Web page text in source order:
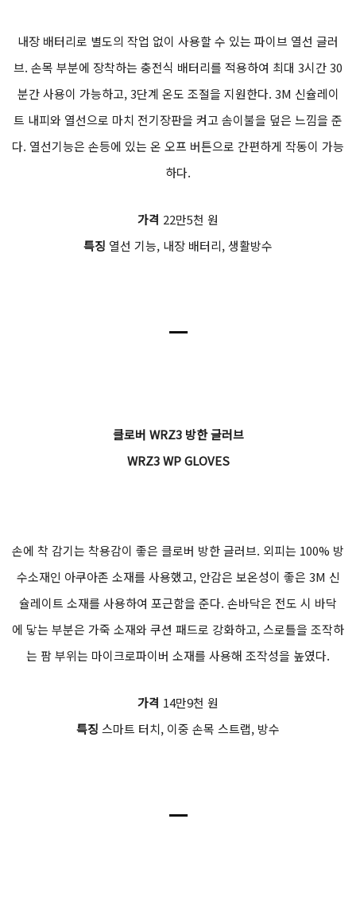
내장 배터리로 별도의 작업 없이 사용할 수 있는 파이브 열선 글러
브. 손목 부분에 장착하는 충전식 배터리를 적용하여 최대 3시간 30
분간 사용이 가능하고, 3단계 온도 조절을 지원한다. 3M 신슐레이
트 내피와 열선으로 마치 전기장판을 켜고 솜이불을 덮은 느낌을 준
다. 열선기능은 손등에 있는 온 오프 버튼으로 간편하게 작동이 가능
하다.
가격 22만5천 원
특징 열선 기능, 내장 배터리, 생활방수
ㅡ
클로버 WRZ3 방한 글러브
WRZ3 WP GLOVES
손에 착 감기는 착용감이 좋은 클로버 방한 글러브. 외피는 100% 방
수소재인 아쿠아존 소재를 사용했고, 안감은 보온성이 좋은 3M 신
슐레이트 소재를 사용하여 포근함을 준다. 손바닥은 전도 시 바닥
에 닿는 부분은 가죽 소재와 쿠션 패드로 강화하고, 스로틀을 조작하
는 팜 부위는 마이크로파이버 소재를 사용해 조작성을 높였다.
가격 14만9천 원
특징 스마트 터치, 이중 손목 스트랩, 방수
ㅡ